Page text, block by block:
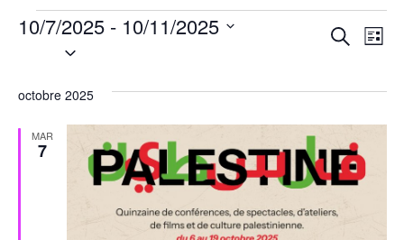
de
vues
Recherche
Liste
10/7/2025 - 10/11/2025
Sélectionnez
octobre 2025
MAR
7